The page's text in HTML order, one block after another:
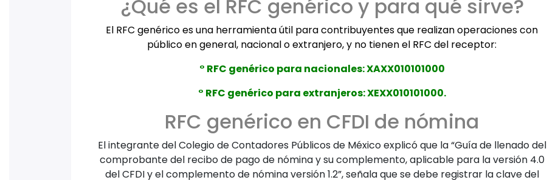
¿Qué es el RFC genérico y para qué sirve?
El RFC genérico es una herramienta útil para contribuyentes que realizan operaciones con
público en general, nacional o extranjero, y no tienen el RFC del receptor:
° RFC genérico para nacionales: XAXX010101000
° RFC genérico para extranjeros: XEXX010101000.
RFC genérico en CFDI de nómina
El integrante del Colegio de Contadores Públicos de México explicó que la “Guía de llenado del
comprobante del recibo de pago de nómina y su complemento, aplicable para la versión 4.0
del CFDI y el complemento de nómina versión 1.2”, señala que se debe registrar la clave del